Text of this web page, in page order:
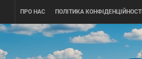
content
ПРО НАС ПОЛІТИКА КОНФІДЕНЦІЙНОСТІ